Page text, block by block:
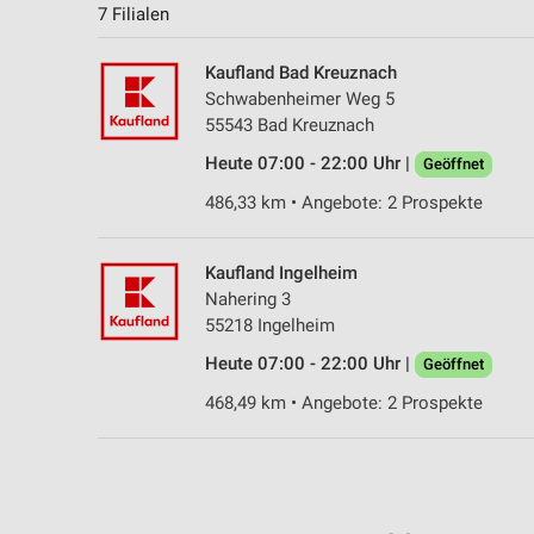
7 Filialen
Kaufland Bad Kreuznach
Schwabenheimer Weg 5
55543 Bad Kreuznach
Heute 07:00 - 22:00 Uhr |
Geöffnet
486,33 km • Angebote: 2 Prospekte
Kaufland Ingelheim
Nahering 3
55218 Ingelheim
Heute 07:00 - 22:00 Uhr |
Geöffnet
468,49 km • Angebote: 2 Prospekte